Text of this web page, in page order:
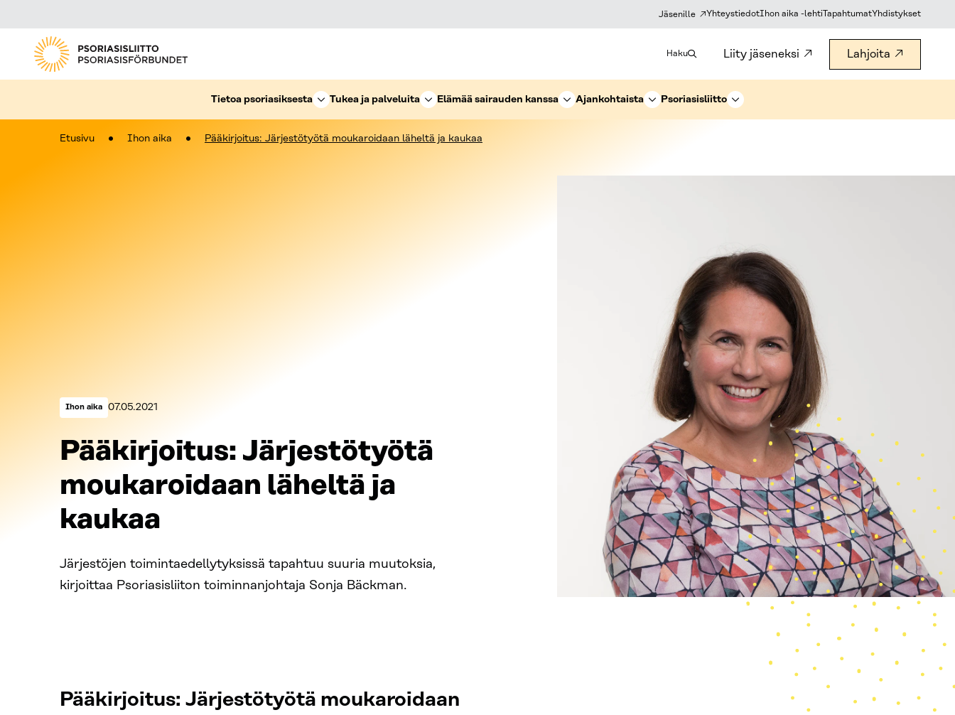
Jäsenille YhteystiedotIhon aika -lehtiTapahtumatYhdistykset
Haku Liity jäseneksi Lahjoita
Tietoa psoriasiksesta Tukea ja palveluita Elämää sairauden kanssa Ajankohtaista Psoriasisliitto
Etusivu Ihon aika Pääkirjoitus: Järjestötyötä moukaroidaan läheltä ja kaukaa
Kategoriat:
Ihon aika Julkaistu:
07.05.2021
Pääkirjoitus: Järjestötyötä
moukaroidaan läheltä ja
kaukaa
Järjestöjen toimintaedellytyksissä tapahtuu suuria muutoksia,
kirjoittaa Psoriasisliiton toiminnanjohtaja Sonja Bäckman.
Pääkirjoitus: Järjestötyötä moukaroidaan